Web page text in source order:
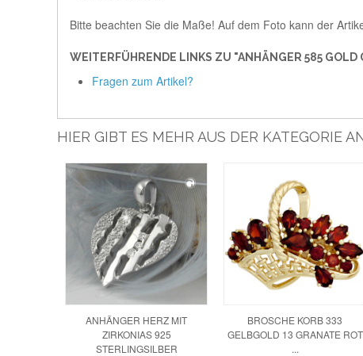
Bitte beachten Sie die Maße! Auf dem Foto kann der
WEITERFÜHRENDE LINKS ZU "ANHÄNGER 585
Fragen zum Artikel?
HIER GIBT ES MEHR AUS DER KATEGORIE
ANHÄNGER HERZ MIT
ZIRKONIAS 925
STERLINGSILBER
BROSCHE KORB 333
GELBGOLD 13 GRANATE ROT
...